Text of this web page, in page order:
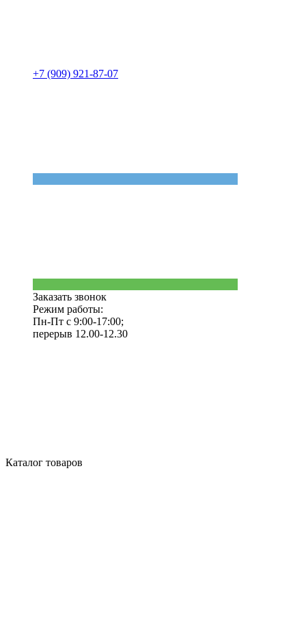
+7 (909) 921-87-07
Заказать звонок
Режим работы:
Пн-Пт с 9:00-17:00;
перерыв 12.00-12.30
Каталог товаров